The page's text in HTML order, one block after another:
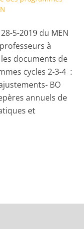
5-2019 du MEN
à
documents de
cycles 2-3-4 :
BO
annuels de
et